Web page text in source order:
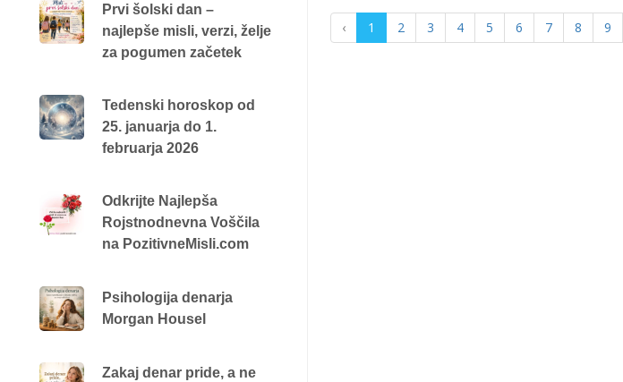
‹ 1 2 3 4 5 6 7 8 9
Prvi šolski dan –
najlepše misli, verzi, želje
za pogumen začetek
Tedenski horoskop od
25. januarja do 1.
februarja 2026
Odkrijte Najlepša
Rojstnodnevna Voščila
na PozitivneMisli.com
Psihologija denarja
Morgan Housel
Zakaj denar pride, a ne